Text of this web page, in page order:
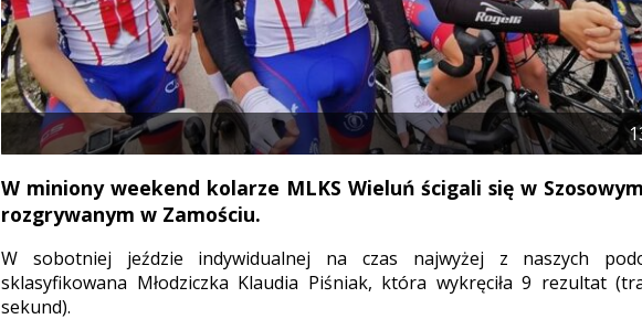
W miniony weekend kolarze MLKS Wieluń ścigali się w
rozgrywanym w Zamościu.
W sobotniej jeździe indywidualnej na czas najwyżej z naszych
sklasyfikowana Młodziczka Klaudia Piśniak, która wykręciła 9 rezultat
sekund).